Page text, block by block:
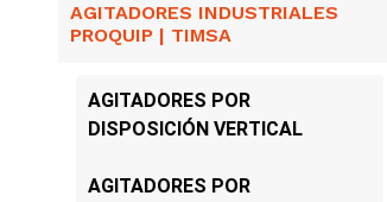
AGITADORES INDUSTRIALES
PROQUIP | TIMSA
AGITADORES POR
DISPOSICIÓN VERTICAL
AGITADORES POR